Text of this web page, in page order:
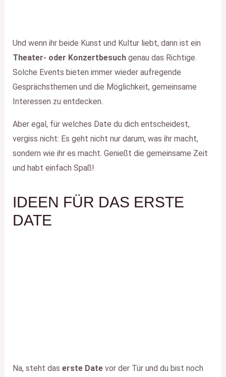
Und wenn ihr beide Kunst und Kultur liebt, dann ist ein
Theater- oder Konzertbesuchgenau das Richtige.
Solche Events bieten immer wieder aufregende
Gesprächsthemen und die Möglichkeit, gemeinsame
Interessen zu entdecken.
Aber egal, für welches Date du dich entscheidest,
vergiss nicht: Es geht nicht nur darum, was ihr macht,
sondern wie ihr es macht. Genießt die gemeinsame Zeit
und habt einfach Spaß!
IDEEN FÜR DAS ERSTE
DATE
Na, steht das erste Datevor der Tür und du bist noch